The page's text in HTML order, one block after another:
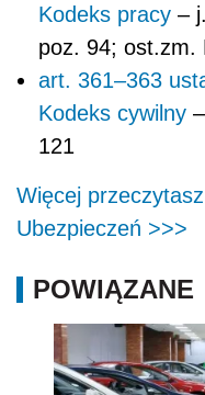
Kodeks pracy –
poz. 94; ost.zm.
art. 361–363
Kodeks cywilny
121
Więcej
Ubezpieczeń >>>
POWIĄZANE